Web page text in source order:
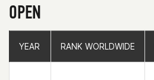
OPEN
YEAR RANK WORLDWIDE
YEAR RANK WORLDWIDE